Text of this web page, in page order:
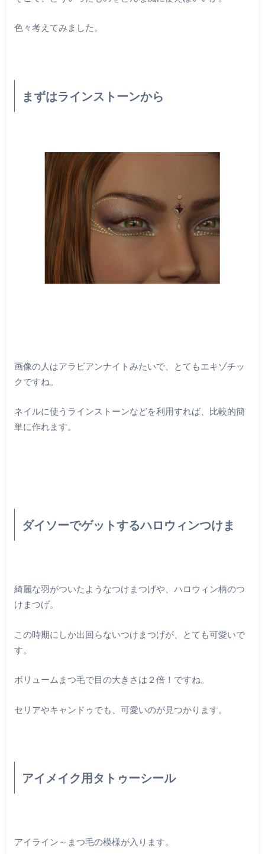
色々考えてみました。
まずはラインストーンから
画像の人はアラビアンナイトみたいで、とてもエキゾチッ
クですね。
ネイルに使うラインストーンなどを利用すれば、比較的簡
単に作れます。
ダイソーでゲットするハロウィンつけま
綺麗な羽がついたようなつけまつげや、ハロウィン柄のつ
けまつげ。
この時期にしか出回らないつけまつげが、とても可愛いで
す。
ボリュームまつ毛で目の大きさは２倍！ですね。
セリアやキャンドゥでも、可愛いのが見つかります。
アイメイク用タトゥーシール
アイライン～まつ毛の模様が入ります。